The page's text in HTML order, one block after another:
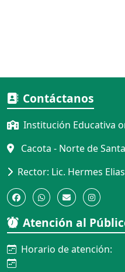
Contáctanos
Institución Educativa
Cacota - Norte de
Rector: Lic. Hermes
Atención al
Horario de atención: